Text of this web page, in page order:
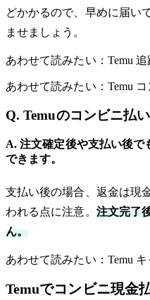
どかかるので、早めに届い
ませましょう。
あわせて読みたい：Temu
あわせて読みたい：Temu
Q. Temuのコンビニ払
A. 注文確定後や支払い後で
できます。
支払い後の場合、返金は現
われる点に注意。 注文完了
ん。
あわせて読みたい：Temu
Temuでコンビニ現金